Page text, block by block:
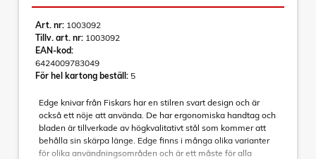
Art. nr: 1003092
Tillv. art. nr: 1003092
EAN-kod:
6424009783049
För hel kartong beställ: 5
Edge knivar från Fiskars har en stilren svart design och är
också ett nöje att använda. De har ergonomiska handtag och
bladen är tillverkade av högkvalitativt stål som kommer att
behålla sin skärpa länge. Edge finns i många olika varianter
för olika användningsområden och är ett måste för alla